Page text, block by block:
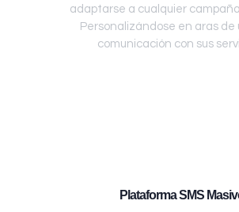
adaptarse a cualquier
Personalizándose en aras de
comunicación con sus
Plataforma SMS